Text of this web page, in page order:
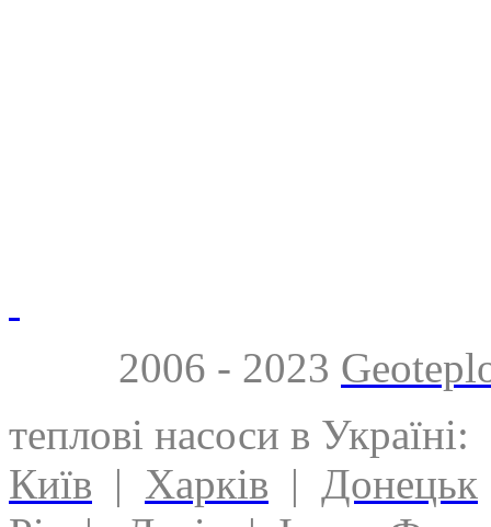
2006 - 2023
теплові насоси в Україні:
Київ | Харків | Донецьк